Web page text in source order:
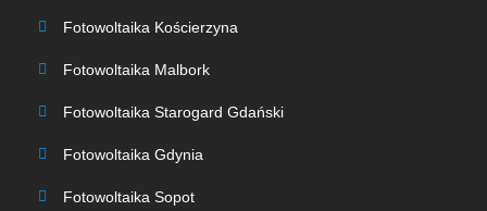
Fotowoltaika Kościerzyna
Fotowoltaika Malbork
Fotowoltaika Starogard Gdański
Fotowoltaika Gdynia
Fotowoltaika Sopot